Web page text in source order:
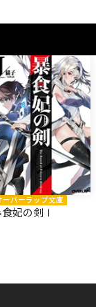
ーバーラップ文庫
妃の剣Ⅰ